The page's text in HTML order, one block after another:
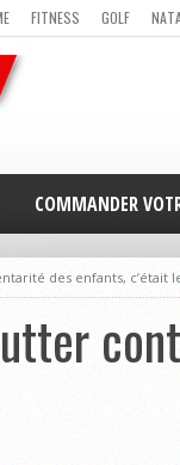
FITNESS GOLF
LIGNE
COMMANDER
des enfants, c’était